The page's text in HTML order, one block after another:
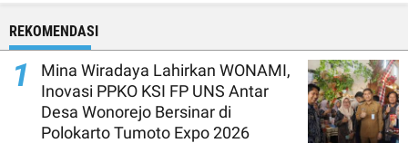
REKOMENDASI
1
Mina Wiradaya Lahirkan WONAMI,
Inovasi PPKO KSI FP UNS Antar
Desa Wonorejo Bersinar di
Polokarto Tumoto Expo 2026